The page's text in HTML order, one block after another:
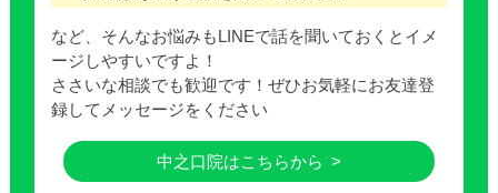
など、そんなお悩みもLINEで話を聞いておくとイメ
ージしやすいですよ！
ささいな相談でも歓迎です！ぜひお気軽にお友達登
録してメッセージをください
中之口院はこちらから